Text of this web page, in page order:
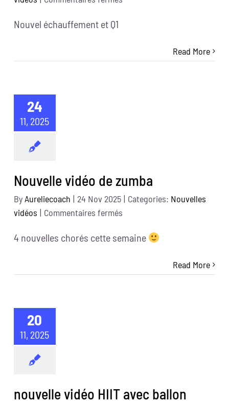
Nouvel échauffement et Q1
Read More
24
11, 2025
Nouvelle vidéo de zumba
ByAureliecoach | 24 Nov 2025 | Categories: Nouvelles
vidéos | Commentaires ferméssur
vidéo
4 nouvelles chorés cette semaine
Read More
20
11, 2025
nouvelle vidéo HIIT avec ballon